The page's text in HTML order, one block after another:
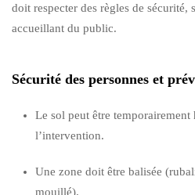
doit respecter des règles de sécurité,
accueillant du public.
Sécurité des personnes et
Le sol peut être temporairement
l’intervention.
Une zone doit être balisée
mouillé).